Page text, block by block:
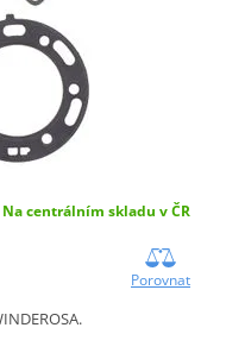
Na centrálním skladu v ČR
Porovnat